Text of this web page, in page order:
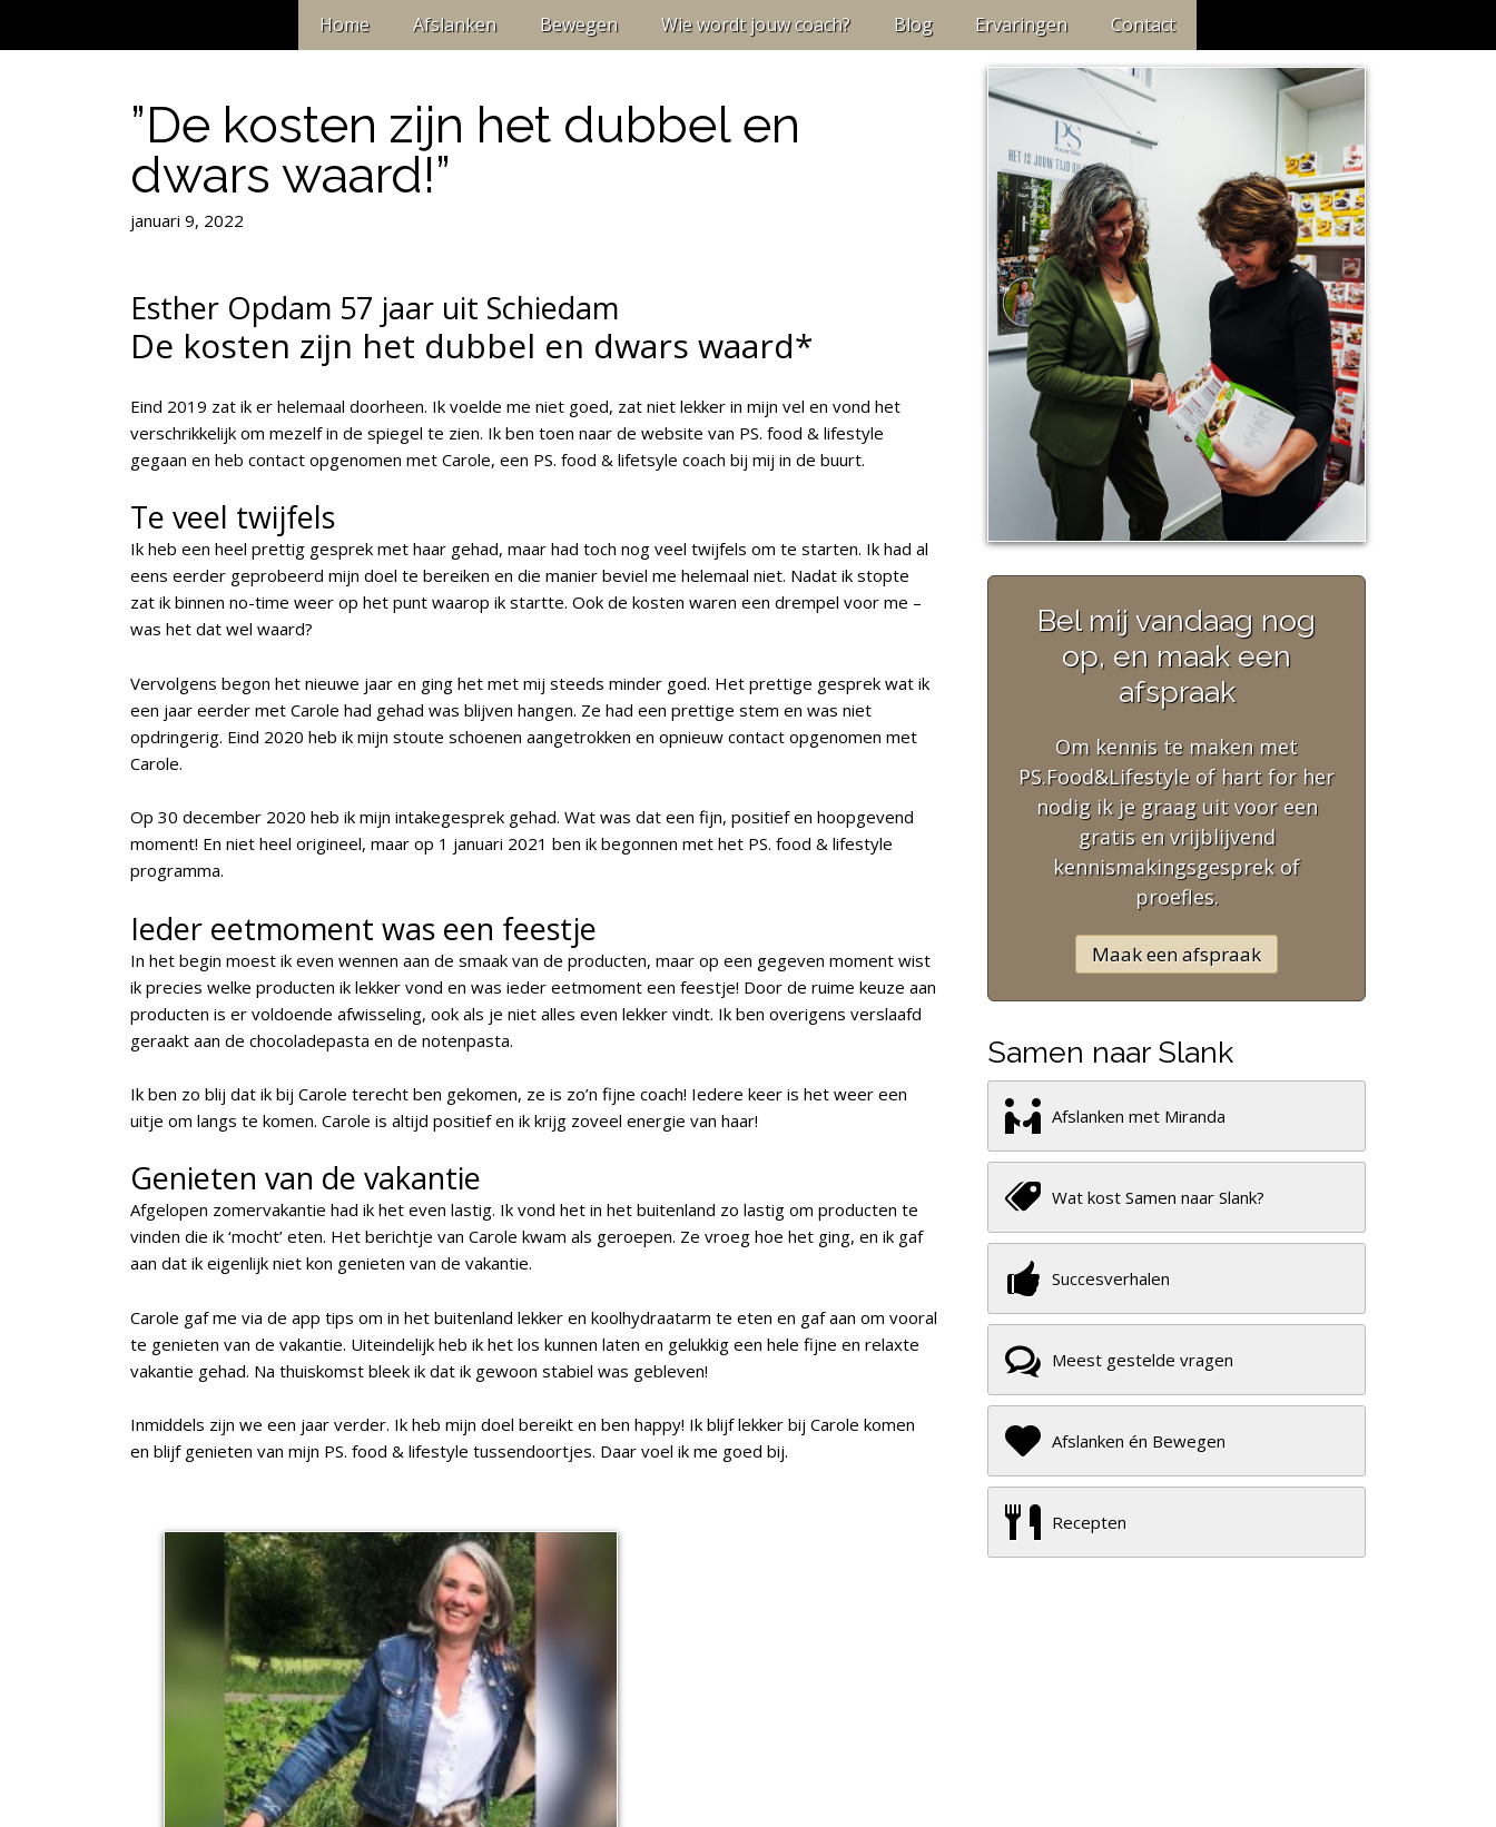
Home Afslanken Bewegen Wie wordt jouw coach? Blog Ervaringen Contact
”De kosten zijn het dubbel en
dwars waard!”
januari 9, 2022
Esther Opdam 57 jaar uit Schiedam
De kosten zijn het dubbel en dwars waard*
Eind 2019 zat ik er helemaal doorheen. Ik voelde me niet goed, zat niet lekker in mijn vel en vond het
verschrikkelijk om mezelf in de spiegel te zien. Ik ben toen naar de website van PS. food & lifestyle
gegaan en heb contact opgenomen met Carole, een PS. food & lifetsyle coach bij mij in de buurt.
Te veel twijfels
Ik heb een heel prettig gesprek met haar gehad, maar had toch nog veel twijfels om te starten. Ik had al
eens eerder geprobeerd mijn doel te bereiken en die manier beviel me helemaal niet. Nadat ik stopte
zat ik binnen no-time weer op het punt waarop ik startte. Ook de kosten waren een drempel voor me –
was het dat wel waard?
Vervolgens begon het nieuwe jaar en ging het met mij steeds minder goed. Het prettige gesprek wat ik
een jaar eerder met Carole had gehad was blijven hangen. Ze had een prettige stem en was niet
opdringerig. Eind 2020 heb ik mijn stoute schoenen aangetrokken en opnieuw contact opgenomen met
Carole.
Op 30 december 2020 heb ik mijn intakegesprek gehad. Wat was dat een fijn, positief en hoopgevend
moment! En niet heel origineel, maar op 1 januari 2021 ben ik begonnen met het PS. food & lifestyle
programma.
Ieder eetmoment was een feestje
In het begin moest ik even wennen aan de smaak van de producten, maar op een gegeven moment wist
ik precies welke producten ik lekker vond en was ieder eetmoment een feestje! Door de ruime keuze aan
producten is er voldoende afwisseling, ook als je niet alles even lekker vindt. Ik ben overigens verslaafd
geraakt aan de chocoladepasta en de notenpasta.
Ik ben zo blij dat ik bij Carole terecht ben gekomen, ze is zo’n fijne coach! Iedere keer is het weer een
uitje om langs te komen. Carole is altijd positief en ik krijg zoveel energie van haar!
Genieten van de vakantie
Afgelopen zomervakantie had ik het even lastig. Ik vond het in het buitenland zo lastig om producten te
vinden die ik ‘mocht’ eten. Het berichtje van Carole kwam als geroepen. Ze vroeg hoe het ging, en ik gaf
aan dat ik eigenlijk niet kon genieten van de vakantie.
Carole gaf me via de app tips om in het buitenland lekker en koolhydraatarm te eten en gaf aan om vooral
te genieten van de vakantie. Uiteindelijk heb ik het los kunnen laten en gelukkig een hele fijne en relaxte
vakantie gehad. Na thuiskomst bleek ik dat ik gewoon stabiel was gebleven!
Inmiddels zijn we een jaar verder. Ik heb mijn doel bereikt en ben happy! Ik blijf lekker bij Carole komen
en blijf genieten van mijn PS. food & lifestyle tussendoortjes. Daar voel ik me goed bij.
Bel mij vandaag nog
op, en maak een
afspraak
Om kennis te maken met
PS.Food&Lifestyle of hart for her
nodig ik je graag uit voor een
gratis en vrijblijvend
kennismakingsgesprek of
proefles.
Maak een afspraak
Samen naar Slank
Afslanken met Miranda
Wat kost Samen naar Slank?
Succesverhalen
Meest gestelde vragen
Afslanken én Bewegen
Recepten